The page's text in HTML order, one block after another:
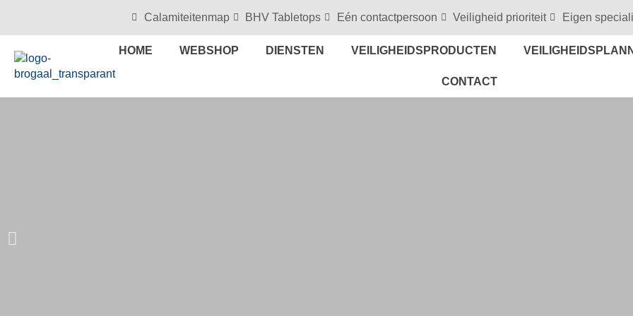
Calamiteitenmap BHV Tabletops Eén contactpersoon Veiligheid prioriteit Eigen
HOME WEBSHOP DIENSTEN VEILIGHEIDSPRODUCTEN
CONTACT